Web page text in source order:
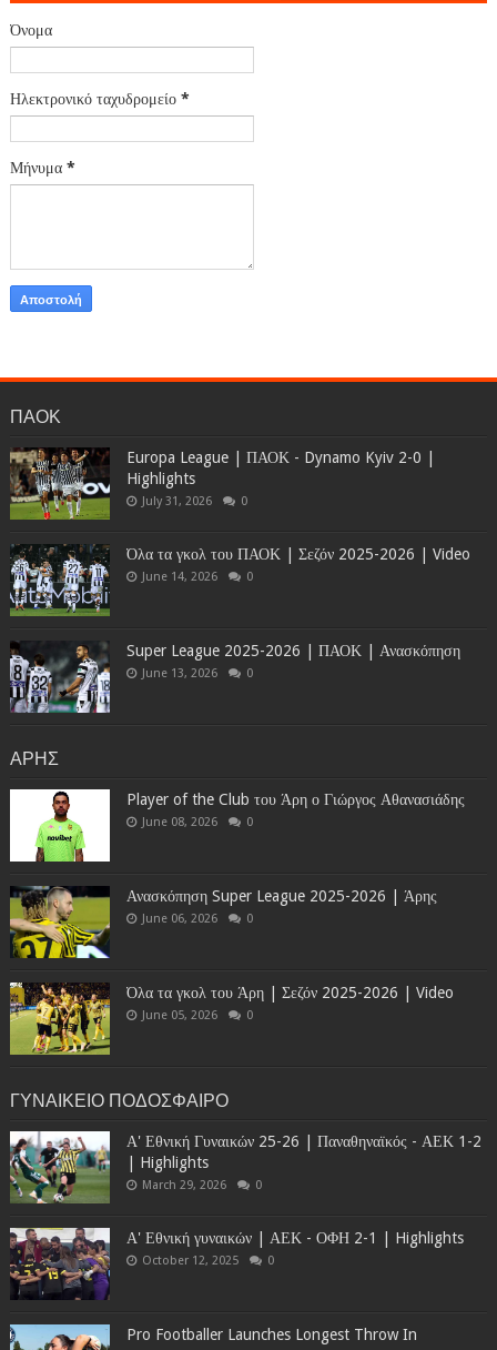
Όνομα
Ηλεκτρονικό ταχυδρομείο *
Μήνυμα *
ΠΑΟΚ
Europa League | ΠΑΟΚ - Dynamo Kyiv 2-0 |
Highlights
July 31, 2026 0
Όλα τα γκολ του ΠΑΟΚ | Σεζόν 2025-2026 | Video
June 14, 2026 0
Super League 2025-2026 | ΠΑΟΚ | Ανασκόπηση
June 13, 2026 0
ΑΡΗΣ
Player of the Club του Άρη ο Γιώργος Αθανασιάδης
June 08, 2026 0
Ανασκόπηση Super League 2025-2026 | Άρης
June 06, 2026 0
Όλα τα γκολ του Άρη | Σεζόν 2025-2026 | Video
June 05, 2026 0
ΓΥΝΑΙΚΕΙΟ ΠΟΔΟΣΦΑΙΡΟ
Α' Εθνική Γυναικών 25-26 | Παναθηναϊκός - ΑΕΚ 1-2
| Highlights
March 29, 2026 0
Α' Εθνική γυναικών | ΑΕΚ - ΟΦΗ 2-1 | Highlights
October 12, 2025 0
Pro Footballer Launches Longest Throw In